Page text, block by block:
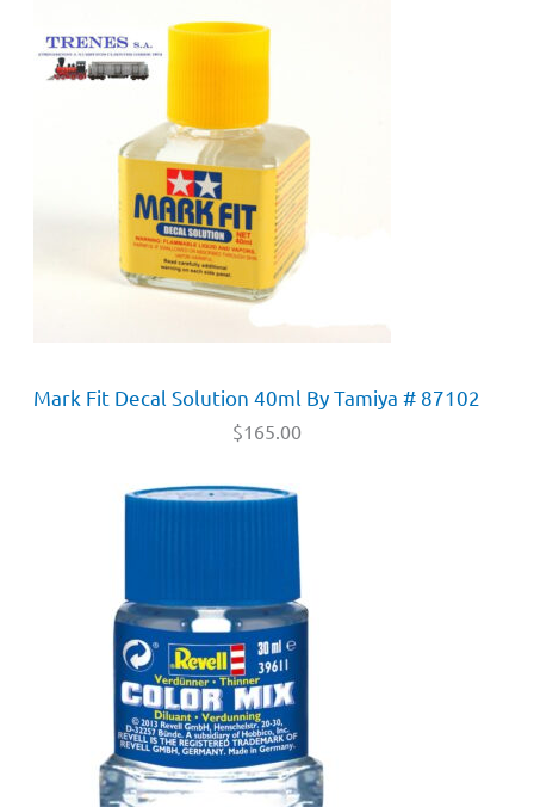
Mark Fit Decal Solution 40ml By Tamiya # 87102
$165.00